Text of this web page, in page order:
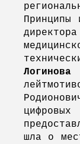
Принципы
шла о